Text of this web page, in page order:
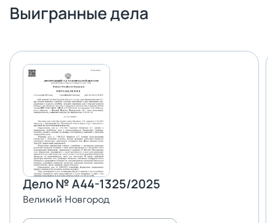
Выигранные дела
Дело № А44-1325/2025
Великий Новгород